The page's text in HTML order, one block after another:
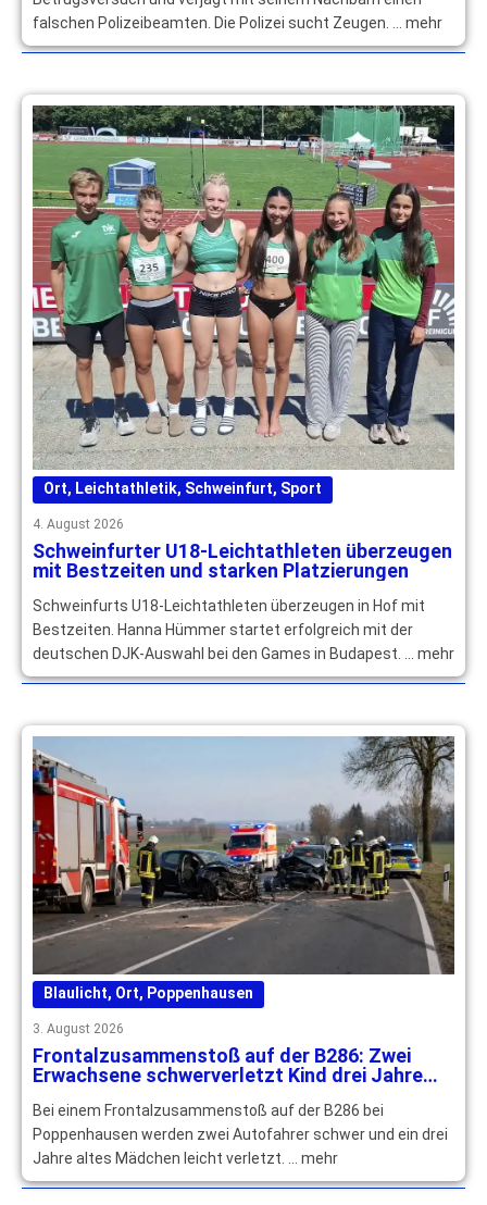
falschen Polizeibeamten. Die Polizei sucht Zeugen. … mehr
Ort, Leichtathletik, Schweinfurt, Sport
4. August 2026
Schweinfurter U18-Leichtathleten überzeugen
mit Bestzeiten und starken Platzierungen
Schweinfurts U18-Leichtathleten überzeugen in Hof mit
Bestzeiten. Hanna Hümmer startet erfolgreich mit der
deutschen DJK-Auswahl bei den Games in Budapest. … mehr
Blaulicht, Ort, Poppenhausen
3. August 2026
Frontalzusammenstoß auf der B286: Zwei
Erwachsene schwerverletzt Kind drei Jahre
Bei einem Frontalzusammenstoß auf der B286 bei
Poppenhausen werden zwei Autofahrer schwer und ein drei
Jahre altes Mädchen leicht verletzt. … mehr